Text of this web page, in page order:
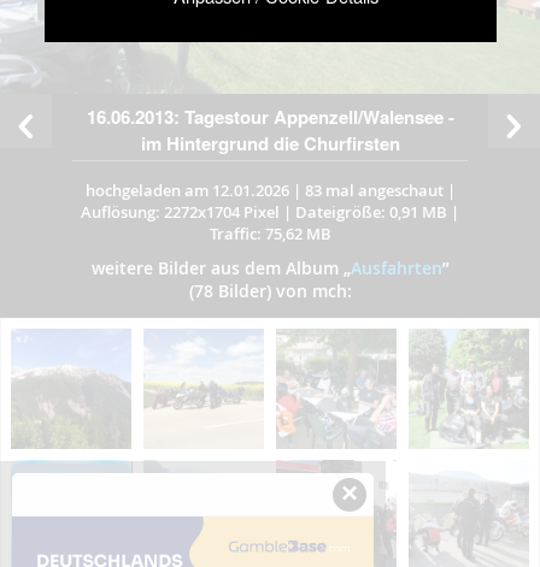
16.06.2013: Tagestour Appenzell/Walensee -
im Hintergrund die Churfirsten
hochgeladen am 12.01.2026| 83 mal angeschaut|
Auflösung: 2272x1704 Pixel | Dateigröße: 0,91 MB |
Traffic: 75,62 MB
weitere Bilder aus dem Album „Ausfahrten”
(78 Bilder) von mch:
×